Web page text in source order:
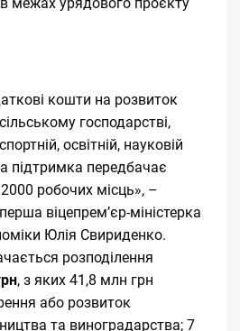
кошти на розвиток
господарстві,
освітній, науковій
підтримка передбачає
робочих місць», –
віцепремʼєр-міністерка
Юлія Свириденко.
розподілення
, з яких 41,8 млн грн
або розвиток
та виноградарства; 7